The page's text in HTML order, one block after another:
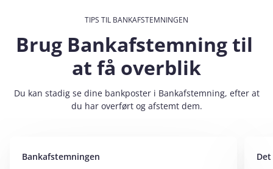
TIPS TIL BANKAFSTEMNINGEN
Brug Bankafstemning til
at få overblik
Du kan stadig se dine bankposter i Bankafstemning, efter at
du har overført og afstemt dem.
Bankafstemningen